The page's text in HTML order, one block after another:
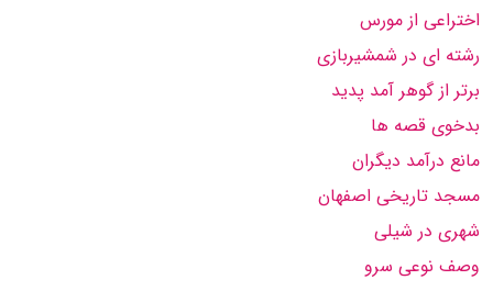
اختراعی از مورس
رشته ای در شمشیربازی
برتر از گوهر آمد پدید
بدخوی قصه ها
مانع درآمد دیگران
مسجد تاریخی اصفهان
شهری در شیلی
وصف نوعی سرو